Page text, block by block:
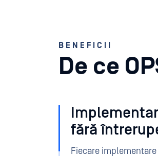
BENEFICII
De ce
fără
Fiecare